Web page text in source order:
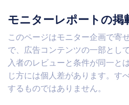
モニターレポートの掲
このページはモニター企画で寄
で、広告コンテンツの一部とし
入者のレビューと条件が同一と
じ方には個人差があります。す
するものではありません。